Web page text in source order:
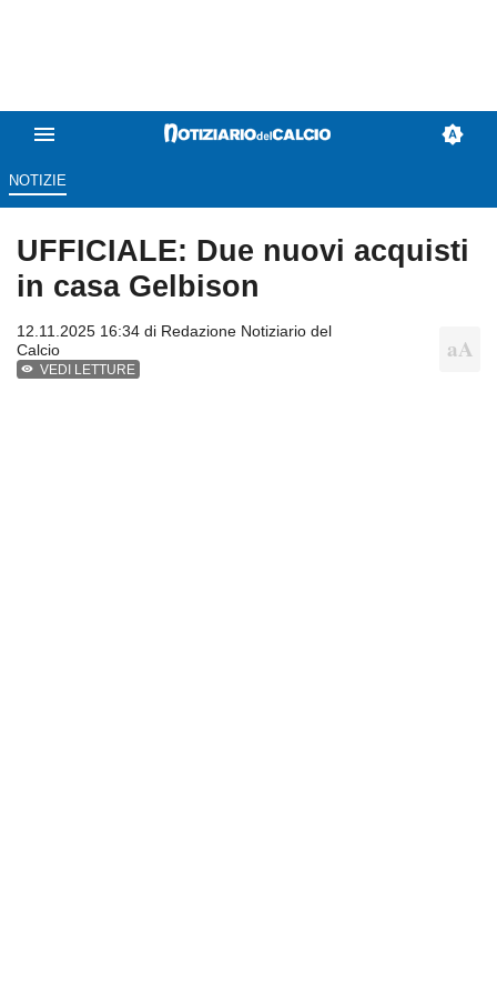
NOTIZIE
UFFICIALE: Due nuovi acquisti
in casa Gelbison
12.11.2025 16:34 di Redazione Notiziario del
Calcio
VEDI LETTURE